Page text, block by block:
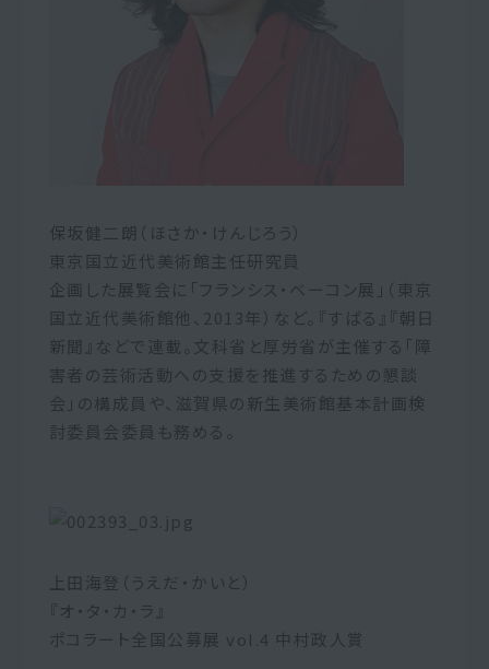
保坂健二朗（ほさか・けんじろう）
東京国立近代美術館主任研究員
企画した展覧会に「フランシス・ベーコン展」（東京
国立近代美術館他、2013年）など。『すばる』『朝日
新聞』などで連載。文科省と厚労省が主催する「障
害者の芸術活動への支援を推進するための懇談
会」の構成員や、滋賀県の新生美術館基本計画検
討委員会委員も務める。
上田海登（うえだ・かいと）
『オ・タ・カ・ラ』
ポコラート全国公募展 vol.4 中村政人賞